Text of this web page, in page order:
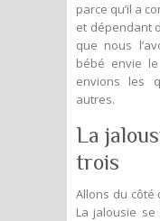
parce qu’il a
et dépendant
que nous
bébé envie
envions les
autres.
La
trois
Allons du côté
La jalousie